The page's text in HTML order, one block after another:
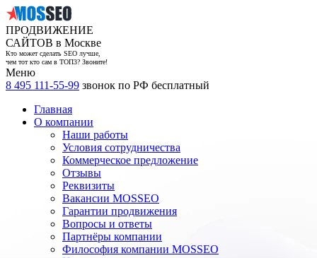
ПРОДВИЖЕНИЕ
САЙТОВ в Москве
Кто может сделать SEO лучше,
чем тот кто сам в ТОП3? Звоните!
Меню
8 495 111-55-99 звонок по РФ бесплатный
Главная
О компании
Наши работы
Условия сотрудничества
Коммерческое предложение
Отзывы
Реквизиты
Вакансии MOSSEO
Гарантии продвижения
Вопросы и ответы
Партнёры компании
Философия компании MOSSEO